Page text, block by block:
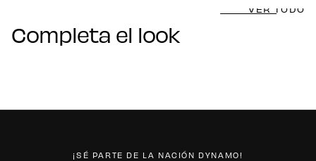
Completa el look
VER TODO
¡SÉ PARTE DE LA NACIÓN DYNAMO!